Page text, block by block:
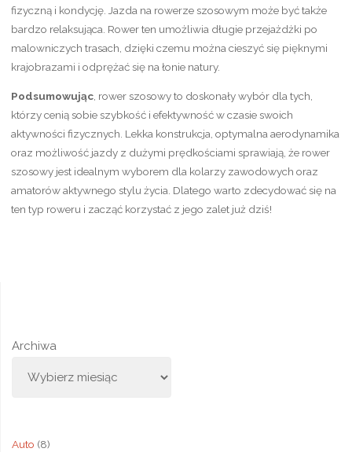
fizyczną i kondycję. Jazda na rowerze szosowym może być także
bardzo relaksująca. Rower ten umożliwia długie przejażdżki po
malowniczych trasach, dzięki czemu można cieszyć się pięknymi
krajobrazami i odprężać się na łonie natury.
Podsumowując, rower szosowy to doskonały wybór dla tych,
którzy cenią sobie szybkość i efektywność w czasie swoich
aktywności fizycznych. Lekka konstrukcja, optymalna aerodynamika
oraz możliwość jazdy z dużymi prędkościami sprawiają, że rower
szosowy jest idealnym wyborem dla kolarzy zawodowych oraz
amatorów aktywnego stylu życia. Dlatego warto zdecydować się na
ten typ roweru i zacząć korzystać z jego zalet już dziś!
Archiwa
Auto (8)